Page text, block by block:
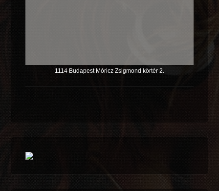
1114 Budapest Móricz Zsigmond körtér 2.